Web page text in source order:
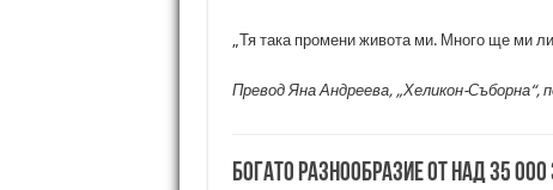
„Тя така промени живота ми. Много ще ми
Превод Яна Андреева, „Хеликон-Съборна“,
Богато разнообразие от над 35